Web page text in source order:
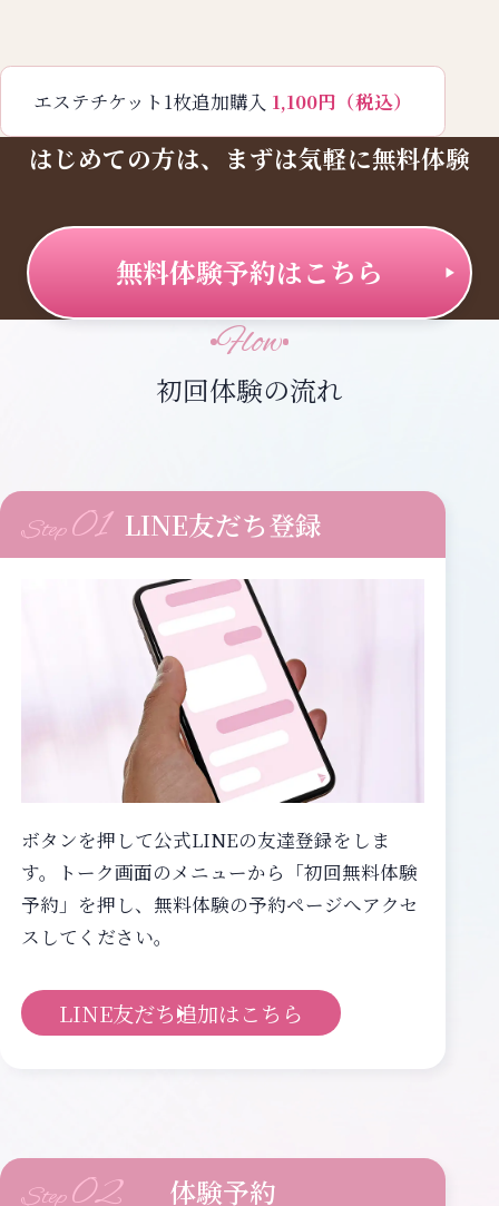
エステチケット1枚追加購入 1,100円（税込）
はじめての方は、まずは気軽に無料体験
無料体験予約はこちら
Flow
初回体験の流れ
Step01 LINE友だち登録
ボタンを押して公式LINEの友達登録をしま
す。トーク画面のメニューから「初回無料体験
予約」を押し、無料体験の予約ページへアクセ
スしてください。
LINE友だち追加はこちら
Step02 体験予約